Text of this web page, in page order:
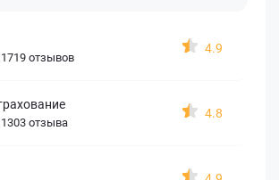
1719 отзывов
4.9
1303 отзыва
4.8